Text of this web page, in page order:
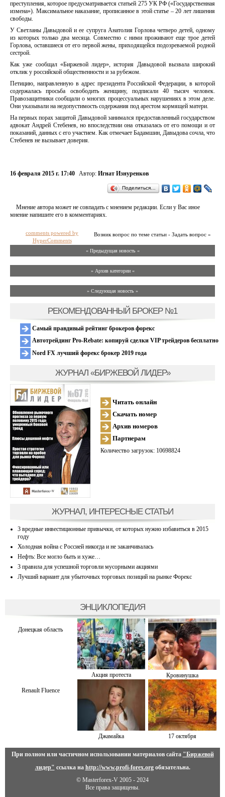
преступления, которое предусматривается статьей 275 УК РФ («Государственная
измена»). Максимальное наказание, прописанное в этой статье – 20 лет лишения
свободы.
У Светланы Давыдовой и ее супруга Анатолия Горлова четверо детей, одному
из которых только два месяца. Совместно с ними проживают еще трое детей
Горлова, оставшиеся от его первой жены, приходящейся подозреваемой родной
сестрой.
Как уже сообщал «Биржевой лидер», история Давыдовой вызвала широкий
отклик у российской общественности и за рубежом.
Петицию, направленную в адрес президента Российской Федерации, в которой
содержалась просьба освободить женщину, подписали 40 тысяч человек.
Правозащитники сообщали о многих процессуальных нарушениях в этом деле.
Они указывали на недопустимость содержания под арестом кормящей матери.
На первых порах защитой Давыдовой занимался предоставленный государством
адвокат Андрей Стебенев, но впоследствии она отказалась от его помощи и от
показаний, данных с его участием. Как отмечает Бадамшин, Давыдова сочла, что
Стебенев не вызывает доверия.
16 февраля 2015 г. 17:40 Автор: Игнат Изнуренков
Поделиться…
Мнение автора может не совпадать с мнением редакции. Если у Вас иное
мнение напишите его в комментариях.
Возник вопрос по теме статьи - Задать вопрос »
comments powered by
HyperComments
« Предыдущая новость «
» Архив категории «
» Следующая новость »
РЕКОМЕНДОВАННЫЙ БРОКЕР №1
Самый правдивый рейтинг брокеров форекс
Автотрейдинг Pro-Rebate: копируй сделки VIP трейдеров бесплатно
Nord FX лучший форекс брокер 2019 года
ЖУРНАЛ «БИРЖЕВОЙ ЛИДЕР»
Читать онлайн
Скачать номер
Архив номеров
Партнерам
Количество загрузок: 10698824
ЖУРНАЛ, ИНТЕРЕСНЫЕ СТАТЬИ
3 вредные инвестиционные привычки, от которых нужно избавиться в 2015
году
Холодная война с Россией никогда и не заканчивалась
Нефть: Все могло быть и хуже…
3 правила для успешной торговли мусорными акциями
Лучший вариант для убыточных торговых позиций на рынке Форекс
ЭНЦИКЛОПЕДИЯ
Донецкая область
Акция протеста Кровинушка
Renault Fluence
Джамайка 17 октября
При полном или частичном использовании материалов сайта "Биржевой
лидер" ссылка на http://www.profi-forex.orgобязательна.
© Masterforex-V 2005 - 2024
Все права защищены.